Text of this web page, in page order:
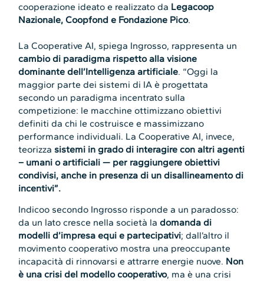
cooperazione ideato e realizzato da Legacoop
Nazionale, Coopfond e Fondazione Pico.
La Cooperative AI, spiega Ingrosso, rappresenta un
cambio di paradigma rispetto alla visione
dominante dell’Intelligenza artificiale. “Oggi la
maggior parte dei sistemi di IA è progettata
secondo un paradigma incentrato sulla
competizione: le macchine ottimizzano obiettivi
definiti da chi le costruisce e massimizzano
performance individuali. La Cooperative AI, invece,
teorizza sistemi in grado di interagire con altri agenti
– umani o artificiali — per raggiungere obiettivi
condivisi, anche in presenza di un disallineamento di
incentivi”.
Indicoo secondo Ingrosso risponde a un paradosso:
da un lato cresce nella società ladomanda di
modelli d’impresa equi e partecipativi; dall’altro il
movimento cooperativo mostra una preoccupante
incapacità di rinnovarsi e attrarre energie nuove. Non
è una crisi del modello cooperativo, ma è una crisi